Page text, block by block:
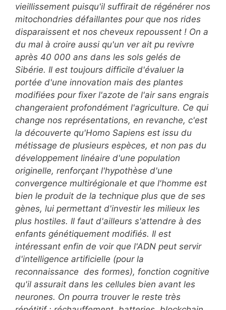
vieillissement puisqu'il suffirait de régénérer nos
mitochondries défaillantes pour que nos rides
disparaissent et nos cheveux repoussent ! On a
du mal à croire aussi qu'un ver ait pu revivre
après 40 000 ans dans les sols gelés de
Sibérie. Il est toujours difficile d'évaluer la
portée d'une innovation mais des plantes
modifiées pour fixer l'azote de l'air sans engrais
changeraient profondément l'agriculture. Ce qui
change nos représentations, en revanche, c'est
la découverte qu'Homo Sapiens est issu du
métissage de plusieurs espèces, et non pas du
développement linéaire d'une population
originelle, renforçant l'hypothèse d'une
convergence multirégionale et que l'homme est
bien le produit de la technique plus que de ses
gènes, lui permettant d'investir les milieux les
plus hostiles. Il faut d'ailleurs s'attendre à des
enfants génétiquement modifiés. Il est
intéressant enfin de voir que l'ADN peut servir
d'intelligence artificielle (pour la
reconnaissance des formes), fonction cognitive
qu'il assurait dans les cellules bien avant les
neurones. On pourra trouver le reste très